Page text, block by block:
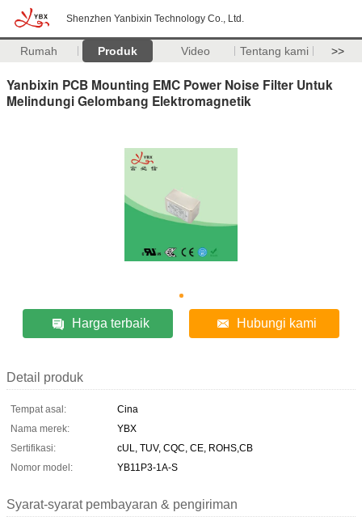
Shenzhen Yanbixin Technology Co., Ltd.
Rumah Produk Video Tentang kami >>
Yanbixin PCB Mounting EMC Power Noise Filter Untuk
Melindungi Gelombang Elektromagnetik
Harga terbaik Hubungi kami
Detail produk
Tempat asal:
Cina
Nama merek:
YBX
Sertifikasi:
cUL, TUV, CQC, CE, ROHS,CB
Nomor model:
YB11P3-1A-S
Syarat-syarat pembayaran & pengiriman